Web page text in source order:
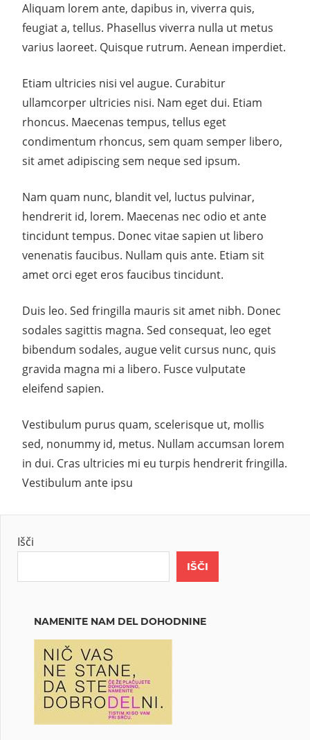
Aliquam lorem ante, dapibus in, viverra quis,
feugiat a, tellus. Phasellus viverra nulla ut metus
varius laoreet. Quisque rutrum. Aenean imperdiet.
Etiam ultricies nisi vel augue. Curabitur
ullamcorper ultricies nisi. Nam eget dui. Etiam
rhoncus. Maecenas tempus, tellus eget
condimentum rhoncus, sem quam semper libero,
sit amet adipiscing sem neque sed ipsum.
Nam quam nunc, blandit vel, luctus pulvinar,
hendrerit id, lorem. Maecenas nec odio et ante
tincidunt tempus. Donec vitae sapien ut libero
venenatis faucibus. Nullam quis ante. Etiam sit
amet orci eget eros faucibus tincidunt.
Duis leo. Sed fringilla mauris sit amet nibh. Donec
sodales sagittis magna. Sed consequat, leo eget
bibendum sodales, augue velit cursus nunc, quis
gravida magna mi a libero. Fusce vulputate
eleifend sapien.
Vestibulum purus quam, scelerisque ut, mollis
sed, nonummy id, metus. Nullam accumsan lorem
in dui. Cras ultricies mi eu turpis hendrerit fringilla.
Vestibulum ante ipsu
Išči
IŠČI
NAMENITE NAM DEL DOHODNINE